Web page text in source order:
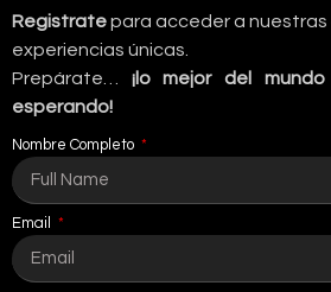
Registratepara acceder a
experiencias únicas.
Prepárate… ¡lo mejor del
esperando!
Nombre Completo
Email